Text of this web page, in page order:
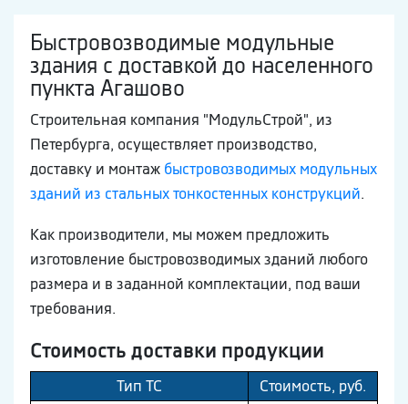
Быстровозводимые модульные
здания с доставкой до населенного
пункта Агашово
Строительная компания "МодульСтрой", из
Петербурга, осуществляет производство,
доставку и монтаж быстровозводимых модульных
зданий из стальных тонкостенных конструкций.
Как производители, мы можем предложить
изготовление быстровозводимых зданий любого
размера и в заданной комплектации, под ваши
требования.
Стоимость доставки продукции
Тип ТС
Стоимость, руб.